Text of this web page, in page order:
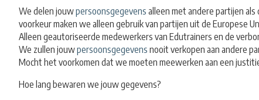
We delen jouwpersoonsgegevens alleen met andere partijen
voorkeur maken we alleen gebruik van partijen uit de Europese
Alleen geautoriseerde medewerkers van Edutrainers en de
We zullen jouwpersoonsgegevens nooit verkopen aan andere
Mocht het voorkomen dat we moeten meewerken aan een
Hoe lang bewaren we jouw gegevens?